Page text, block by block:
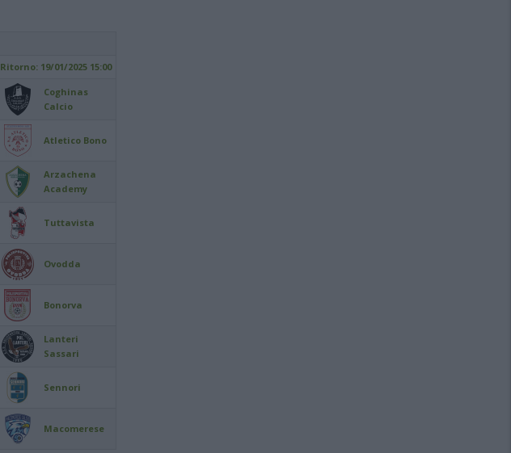
Ritorno: 19/01/2025 15:00
Coghinas
Calcio
Atletico Bono
Arzachena
Academy
Tuttavista
Ovodda
Bonorva
Lanteri
Sassari
Sennori
Macomerese